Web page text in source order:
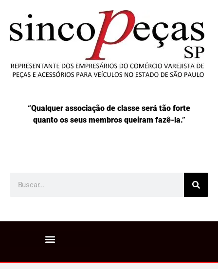
“Qualquer associação de classe será tão forte
quanto os seus membros queiram fazê-la.”